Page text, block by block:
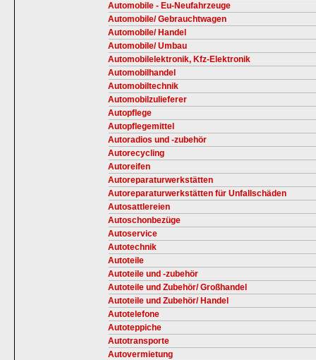
Automobile - Eu-Neufahrzeuge
Automobile/ Gebrauchtwagen
Automobile/ Handel
Automobile/ Umbau
Automobilelektronik, Kfz-Elektronik
Automobilhandel
Automobiltechnik
Automobilzulieferer
Autopflege
Autopflegemittel
Autoradios und -zubehör
Autorecycling
Autoreifen
Autoreparaturwerkstätten
Autoreparaturwerkstätten für Unfallschäden
Autosattlereien
Autoschonbezüge
Autoservice
Autotechnik
Autoteile
Autoteile und -zubehör
Autoteile und Zubehör/ Großhandel
Autoteile und Zubehör/ Handel
Autotelefone
Autoteppiche
Autotransporte
Autovermietung